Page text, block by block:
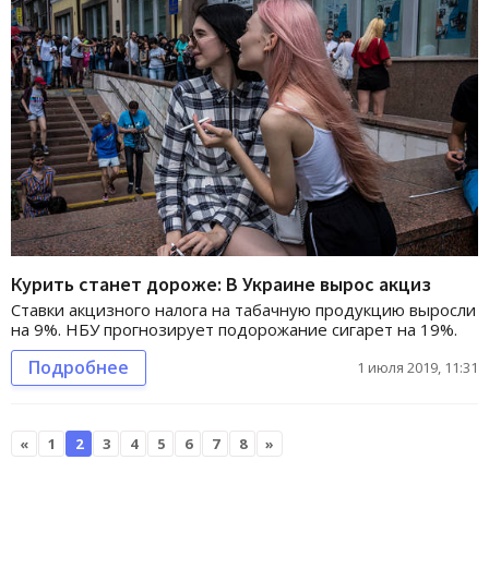
Курить станет дороже: В Украине вырос акциз
Ставки акцизного налога на табачную продукцию выросли
на 9%. НБУ прогнозирует подорожание сигарет на 19%.
Подробнее 1 июля 2019, 11:31
« 1 2 3 4 5 6 7 8 »